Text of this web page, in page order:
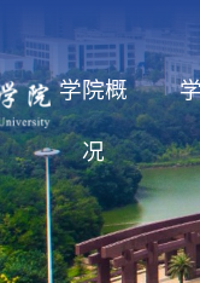
学院概
况